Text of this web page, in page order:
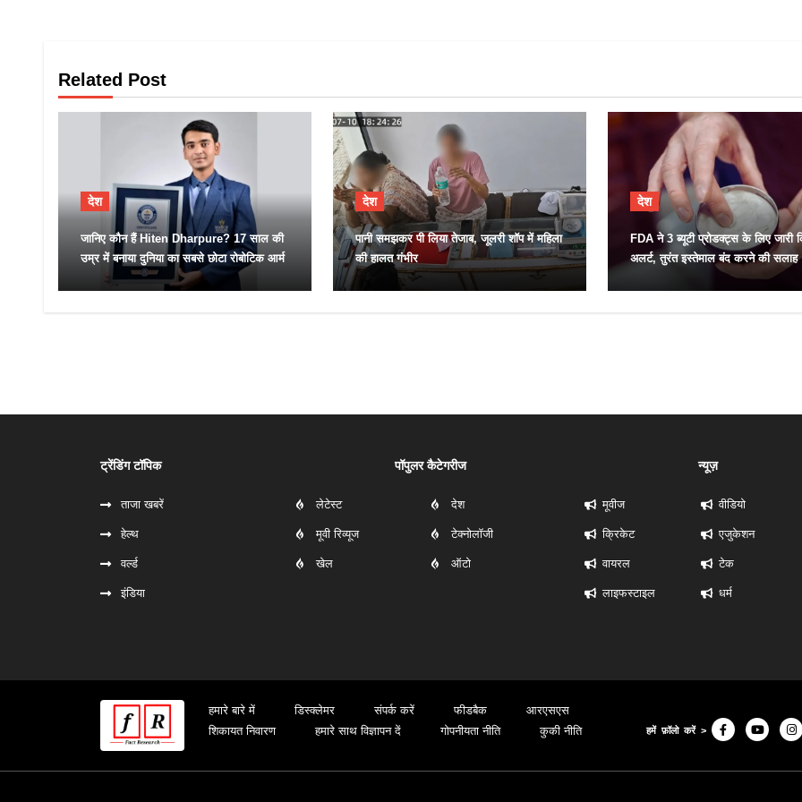
Related Post
देश
जानिए कौन हैं Hiten Dharpure? 17 साल की
उम्र में बनाया दुनिया का सबसे छोटा रोबोटिक आर्म
देश
पानी समझकर पी लिया तेजाब, जूलरी शॉप में महिला
की हालत गंभीर
देश
FDA ने 3 ब्यूटी प्रोडक्ट्स के लिए जारी
अलर्ट, तुरंत इस्तेमाल बंद करने की सलाह
ट्रेंडिंग टॉपिक
ताजा खबरें
हेल्‍थ
वर्ल्ड
इंडिया
पॉपुलर कैटेगरीज
लेटेस्ट
मूवी रिव्यूज
खेल
देश
टेक्नोलॉजी
ऑटो
न्यूज़
मूवीज
क्रिकेट
वायरल
लाइफस्टाइल
वीडियो
एजुकेशन
टेक
धर्म
हमारे बारे में डिस्क्लेमर संपर्क करें फीडबैक
आरएसएस
शिकायत निवारण
हमारे साथ विज्ञापन दें गोपनीयता नीति कुकी नीति हमें फ़ॉलो करें >